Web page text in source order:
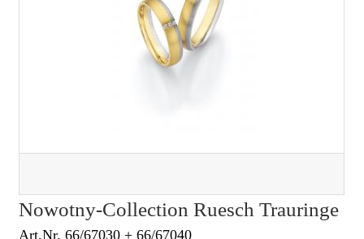
Nowotny-Collection Ruesch Trauringe
Art.Nr. 66/67030 + 66/67040